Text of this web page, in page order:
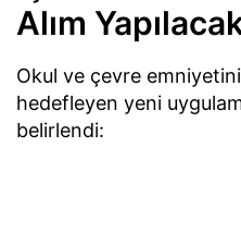
Alım
Okul ve çevre
hedefleyen yeni
belirlendi: